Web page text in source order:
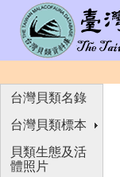
台灣貝類名錄
台灣貝類標本
貝類生態及活
體照片